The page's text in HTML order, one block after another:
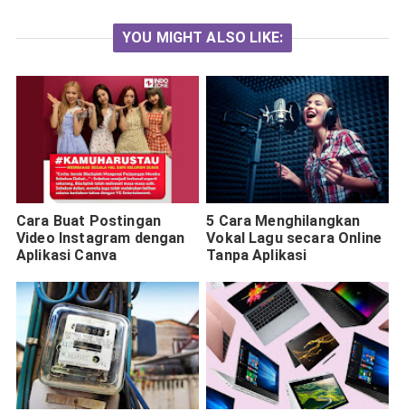
YOU MIGHT ALSO LIKE:
Cara Buat Postingan
Video Instagram dengan
Aplikasi Canva
5 Cara Menghilangkan
Vokal Lagu secara Online
Tanpa Aplikasi